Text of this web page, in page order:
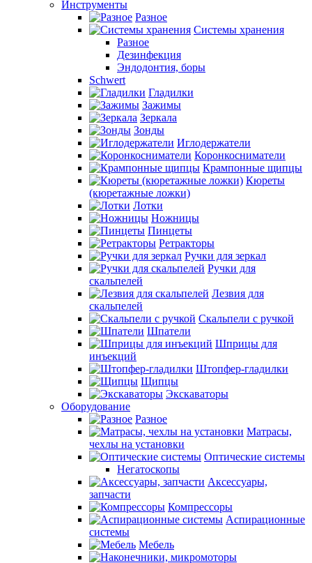
Инструменты
Разное
Системы хранения
Разное
Дезинфекция
Эндодонтия, боры
Schwert
Гладилки
Зажимы
Зеркала
Зонды
Иглодержатели
Коронкосниматели
Крампонные щипцы
Кюреты
(кюретажные ложки)
Лотки
Ножницы
Пинцеты
Ретракторы
Ручки для зеркал
Ручки для
скальпелей
Лезвия для
скальпелей
Скальпели с ручкой
Шпатели
Шприцы для
инъекций
Штопфер-гладилки
Щипцы
Экскаваторы
Оборудование
Разное
Матрасы,
чехлы на установки
Оптические системы
Негатоскопы
Аксессуары,
запчасти
Компрессоры
Аспирационные
системы
Мебель